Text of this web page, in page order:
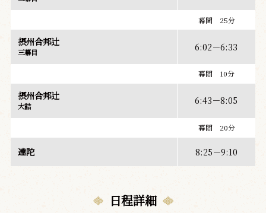
幕間 25分
摂州合邦辻
三幕目 6:02－6:33
幕間 10分
摂州合邦辻
大詰 6:43－8:05
幕間 20分
達陀 8:25－9:10
日程詳細